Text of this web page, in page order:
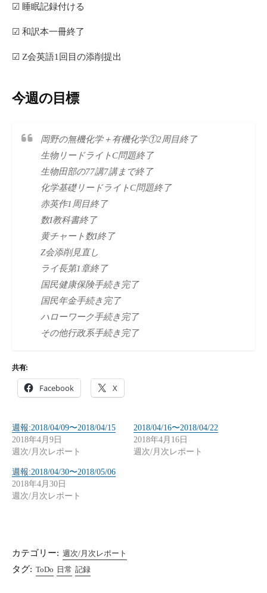
☑ 睡眠記録付ける
☑ 和訳本一冊終了
☑ Z会英語1回目の添削提出
今週の目標
岡野の無機化学＋有機化学①2周目終了
生物リードライトC問題終了
生物田部の77講7講まで終了
化学基礎リードライトC問題終了
赤英作1周目終了
数I教科書終了
黄チャート数I終了
Z会添削見直し
ライ長第1章終了
国民健康保険手続き完了
国民年金手続き完了
ハローワーク手続き完了
その他行政系手続き完了
共有:
Facebook X
週報:2018/04/09〜2018/04/15
2018年4月9日
週次/月次レポート
2018/04/16〜2018/04/22
2018年4月16日
週次/月次レポート
週報:2018/04/30〜2018/05/06
2018年4月30日
週次/月次レポート
カテゴリー: 週次/月次レポート
タグ: ToDo 日常 記録